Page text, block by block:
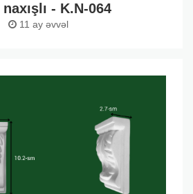
- K.N-064
11 ay əvvəl